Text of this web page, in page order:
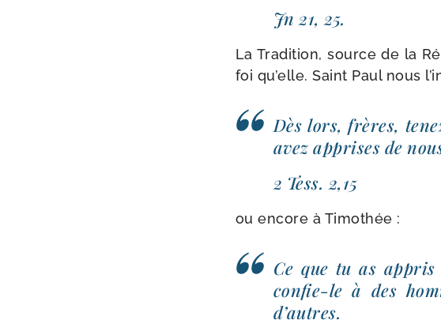
Jn 21, 25.
La Tradition, source de la
foi qu’elle. Saint Paul nous
Dès lors, frères,
avez apprises de
2 Tess. 2,15
ou encore à Timothée :
Ce que tu as
confie-​le à des
d’autres.